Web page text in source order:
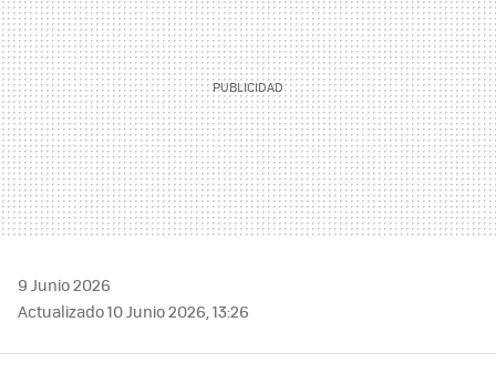
9 Junio 2026
Actualizado 10 Junio 2026, 13:26